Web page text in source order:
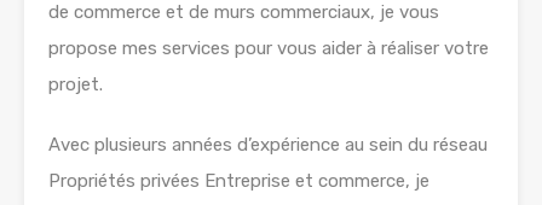
de commerce et de murs commerciaux, je vous
propose mes services pour vous aider à réaliser votre
projet.
Avec plusieurs années d’expérience au sein du réseau
Propriétés privées Entreprise et commerce, je